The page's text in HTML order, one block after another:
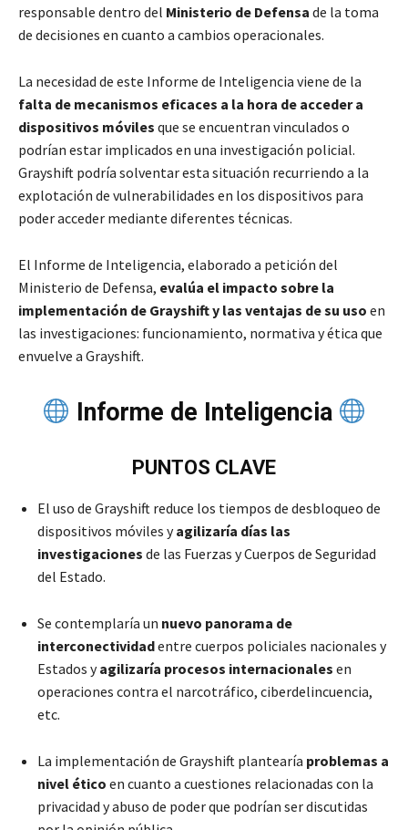
responsable dentro del Ministerio de Defensa de la toma
de decisiones en cuanto a cambios operacionales.
La necesidad de este Informe de Inteligencia viene de la
falta de mecanismos eficaces a la hora de acceder a
dispositivos móviles que se encuentran vinculados o
podrían estar implicados en una investigación policial.
Grayshift podría solventar esta situación recurriendo a la
explotación de vulnerabilidades en los dispositivos para
poder acceder mediante diferentes técnicas.
El Informe de Inteligencia, elaborado a petición del
Ministerio de Defensa, evalúa el impacto sobre la
implementación de Grayshift y las ventajas de su uso en
las investigaciones: funcionamiento, normativa y ética que
envuelve a Grayshift.
Informe de Inteligencia
PUNTOS CLAVE
El uso de Grayshift reduce los tiempos de desbloqueo de
dispositivos móviles yagilizaría días las
investigaciones de las Fuerzas y Cuerpos de Seguridad
del Estado.
Se contemplaría un nuevo panorama de
interconectividadentre cuerpos policiales nacionales y
Estados yagilizaría procesos internacionales en
operaciones contra el narcotráfico, ciberdelincuencia,
etc.
La implementación de Grayshift plantearía problemas a
nivel ético en cuanto a cuestiones relacionadas con la
privacidad y abuso de poder que podrían ser discutidas